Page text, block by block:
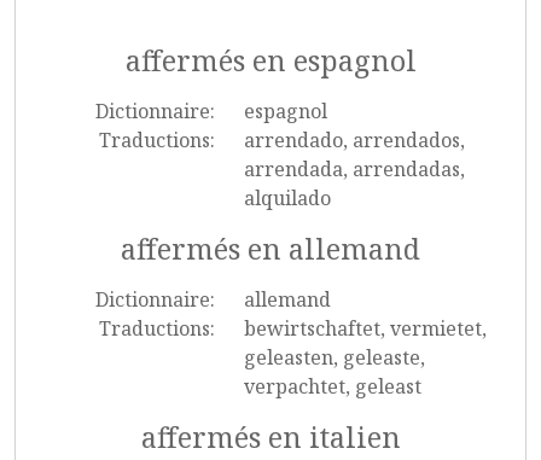
affermés en espagnol
Dictionnaire:
espagnol
Traductions:
arrendado, arrendados,
arrendada, arrendadas,
alquilado
affermés en allemand
Dictionnaire:
allemand
Traductions:
bewirtschaftet, vermietet,
geleasten, geleaste,
verpachtet, geleast
affermés en italien